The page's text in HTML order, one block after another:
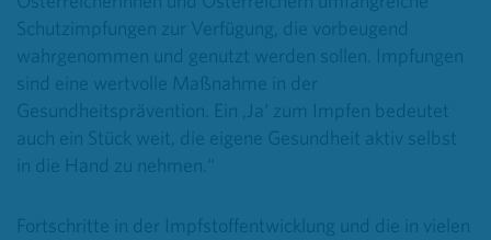
Schutzimpfungen zur Verfügung, die vorbeugend
wahrgenommen und genutzt werden sollen. Impfungen
sind eine wertvolle Maßnahme in der
Gesundheitsprävention. Ein ‚Ja‘ zum Impfen bedeutet
auch ein Stück weit, die eigene Gesundheit aktiv selbst
in die Hand zu nehmen.“
Fortschritte in der Impfstoffentwicklung und die in vielen